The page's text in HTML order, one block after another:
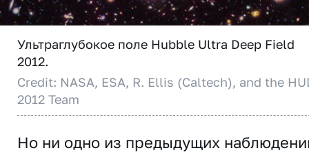
Ультраглубокое поле Hubble Ultra Deep Field
2012.
Credit: NASA, ESA, R. Ellis (Caltech), and the
2012 Team
Но ни одно из предыдущих